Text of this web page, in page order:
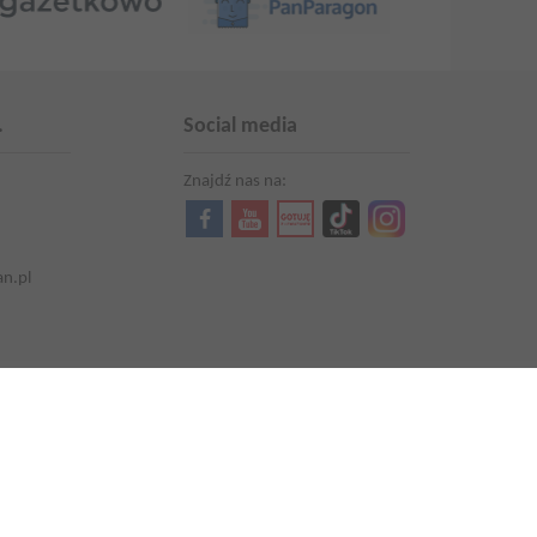
Social media
Znajdź nas na: